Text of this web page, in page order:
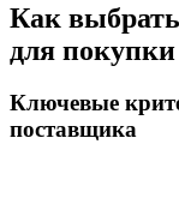
Как
для
Ключевые
поставщика